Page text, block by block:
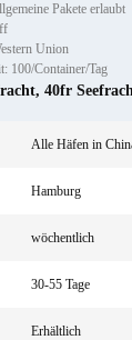
Pakete erlaubt
Union
100/Container/Tag
, 40fr
Alle Häfen in
Hamburg
wöchentlich
30-55 Tage
Erhältlich